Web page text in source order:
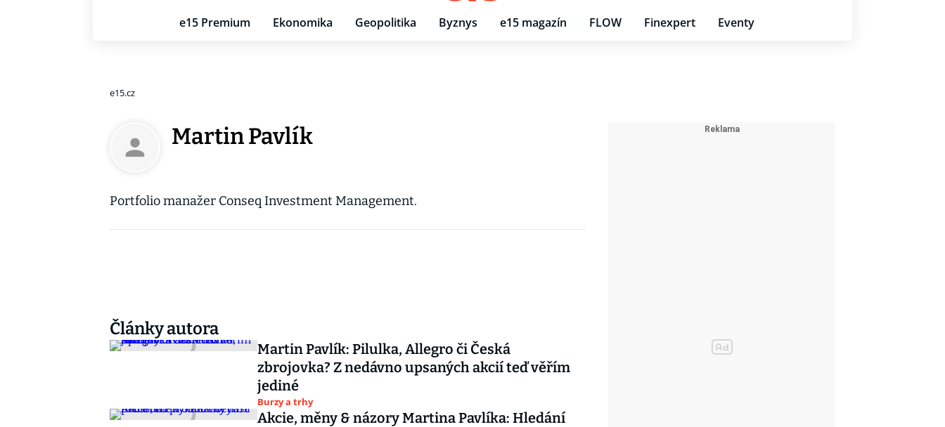
e15 Premium Ekonomika Geopolitika Byznys e15 magazín FLOW Finexpert Eventy
e15.cz
Martin Pavlík
Portfolio manažer Conseq Investment Management.
Články autora
Martin Pavlík: Pilulka, Allegro či Česká
zbrojovka? Z nedávno upsaných akcií teď věřím
jediné
Burzy a trhy
Akcie, měny & názory Martina Pavlíka: Hledání